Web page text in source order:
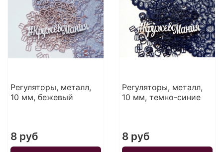
Регуляторы, металл,
10 мм, бежевый
8 руб
Регуляторы, металл,
10 мм, темно-синие
8 руб